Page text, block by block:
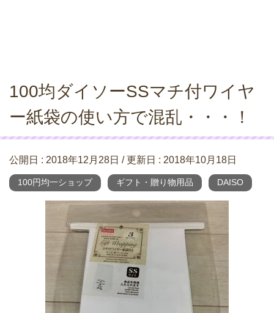
100均ダイソーSSマチ付ワイヤ
ー紙袋の使い方で混乱・・・！
公開日 : 2018年12月28日 / 更新日 : 2018年10月18日
100円均一ショップ ギフト・贈り物用品 DAISO